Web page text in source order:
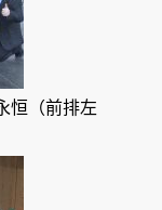
恒（前排左